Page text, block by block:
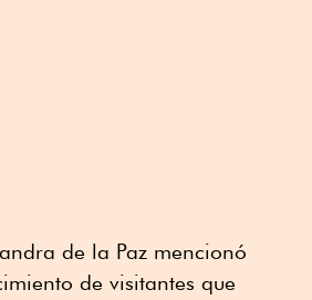
de la Paz mencionó
de visitantes que